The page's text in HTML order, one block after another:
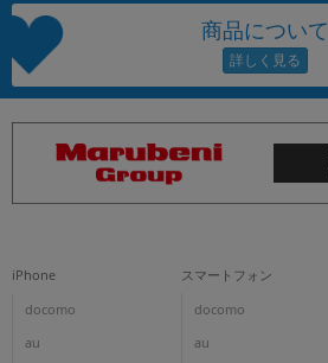
商品について
iPhone
docomo
au
スマートフォン
docomo
au